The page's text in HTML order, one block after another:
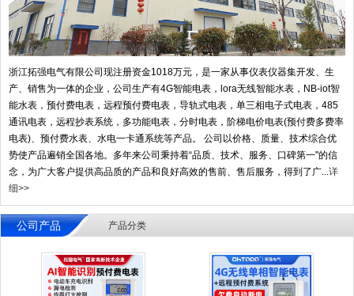
浙江拓强电气有限公司现注册资金1018万元，是一家从事仪表仪器集开发、生
产、销售为一体的企业，公司生产有4G智能电表，lora无线智能水表，NB-iot智
能水表，预付费电表，远程预付费电表，导轨式电表，单三相电子式电表，485
通讯电表，远程抄表系统，多功能电表，分时电表，阶梯电价电表(预付费多费率
电表)、预付费水表、水电一卡通系统等产品。 公司以价格、质量、技术综合优
势使产品遍销全国各地。多年来公司秉持着“品质、技术、服务、口碑第一"的信
念，为广大客户提供高品质的产品和良好高效的售前、售后服务，得到了广...详
细>>
公司产品 产品分类